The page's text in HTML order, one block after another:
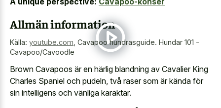
Allmän information
Källa: youtube.com Cavapoo hundrasguide. Hundar 101 -
Cavapoo/Cavoodle
Brown Cavapoos är en härlig blandning av Cavalier King
Charles Spaniel och pudeln, två raser som är kända för
sin intelligens och vänliga karaktär.